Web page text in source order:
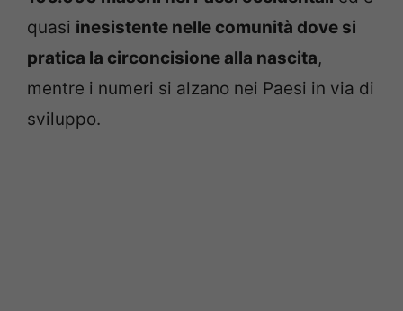
quasi inesistente nelle comunità dove si
pratica la circoncisione alla nascita,
mentre i numeri si alzano nei Paesi in via di
sviluppo.